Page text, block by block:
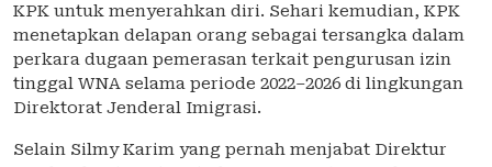
KPK untuk menyerahkan diri. Sehari kemudian, KPK
menetapkan delapan orang sebagai tersangka dalam
perkara dugaan pemerasan terkait pengurusan izin
tinggal WNA selama periode 2022–2026 di lingkungan
Direktorat Jenderal Imigrasi.
Selain Silmy Karim yang pernah menjabat Direktur